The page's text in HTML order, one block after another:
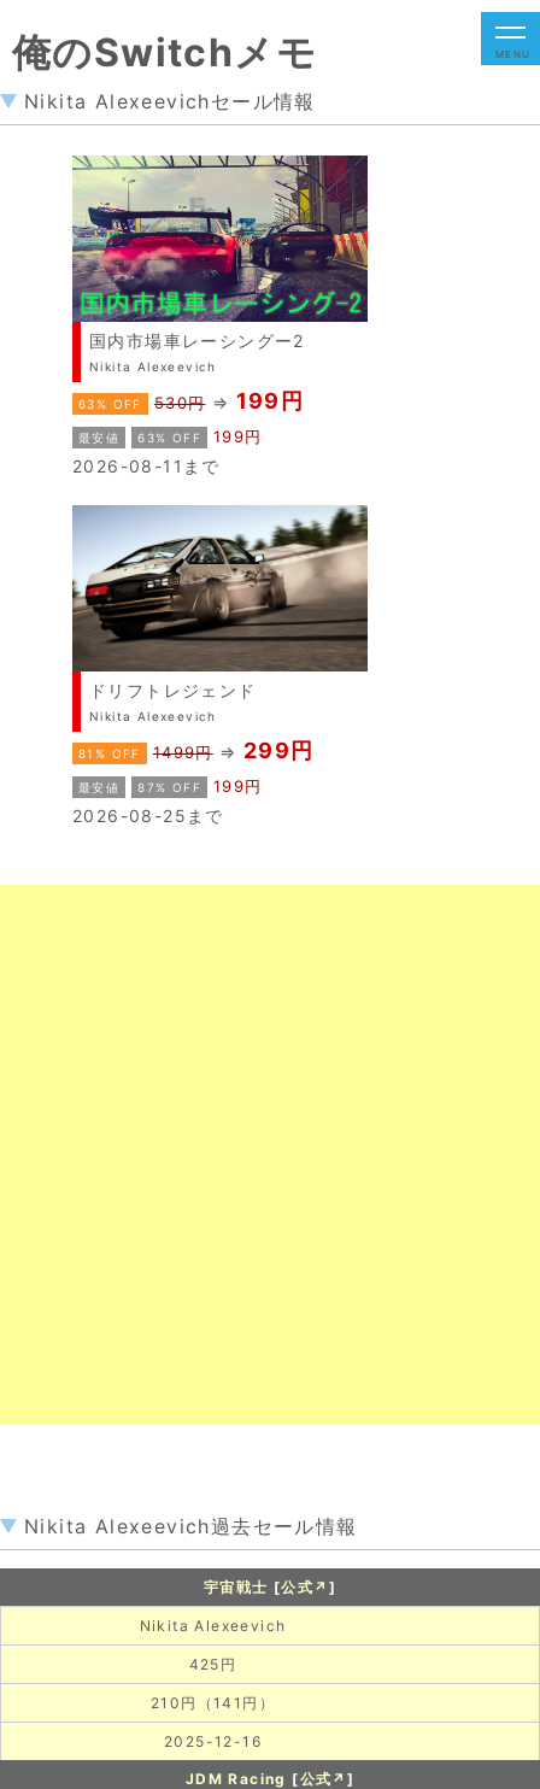
俺のSwitchメモ MENU
Nikita Alexeevichセール情報
国内市場車レーシングー2
Nikita Alexeevich
63% OFF 530円⇒ 199円
最安値 63% OFF 199円
2026-08-11まで
ドリフトレジェンド
Nikita Alexeevich
81% OFF 1499円⇒ 299円
最安値 87% OFF 199円
2026-08-25まで
Nikita Alexeevich過去セール情報
宇宙戦士 [公式↗ ]
Nikita Alexeevich
425円
210円（141円）
2025-12-16
JDM Racing [公式↗ ]